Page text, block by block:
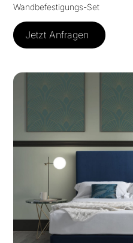
Wandbefestigungs-Set
Jetzt Anfragen